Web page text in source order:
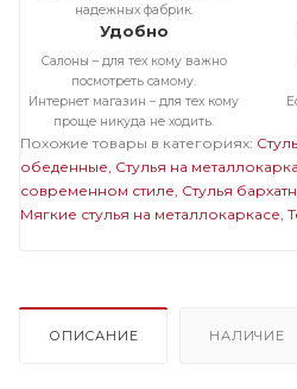
надежных фабрик.
Удобно
Салоны – для тех кому важно
посмотреть самому.
Интернет магазин – для тех кому
проще никуда не ходить.
Похожие товары в категориях:
обеденные Стулья на
современном стиле Стулья
Мягкие стулья на металлокаркасе
Стулья на
Велюровые темные стулья
ОПИСАНИЕ НАЛИЧИЕ